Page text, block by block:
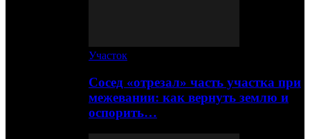
Участок
Сосед «отрезал» часть участка при
межевании: как вернуть землю и
оспорить…